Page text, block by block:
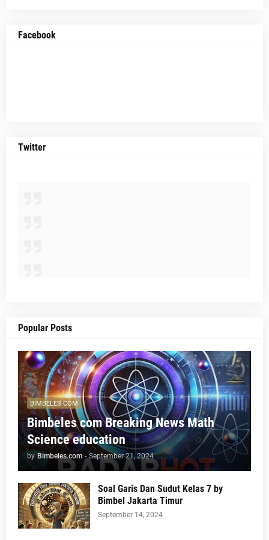
Facebook
Twitter
Popular Posts
BIMBELES COM
Bimbeles com Breaking News Math
Science education
by Bimbeles.com - September 21, 2024
Soal Garis Dan Sudut Kelas 7 by
Bimbel Jakarta Timur
September 14, 2024